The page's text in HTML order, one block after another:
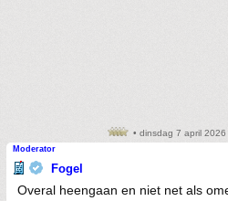
• dinsdag 7 april
Moderator
Fogel
Overal heengaan en niet net als